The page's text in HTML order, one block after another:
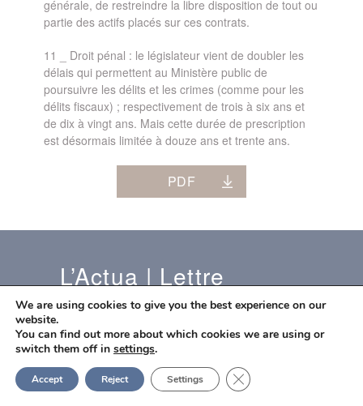
générale, de restreindre la libre disposition de tout ou
partie des actifs placés sur ces contrats.
11 _ Droit pénal : le législateur vient de doubler les
délais qui permettent au Ministère public de
poursuivre les délits et les crimes (comme pour les
délits fiscaux) ; respectivement de trois à six ans et
de dix à vingt ans. Mais cette durée de prescription
est désormais limitée à douze ans et trente ans.
PDF
L’Actua | Lettre
26.07.2016
We are using cookies to give you the best experience on our
website.
You can find out more about which cookies we are using or
switch them off in settings.
Accept Reject Settings Close GDPR Cookie